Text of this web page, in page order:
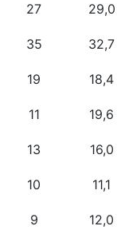
27 29,0
35 32,7
19 18,4
11 19,6
13 16,0
10 11,1
9 12,0